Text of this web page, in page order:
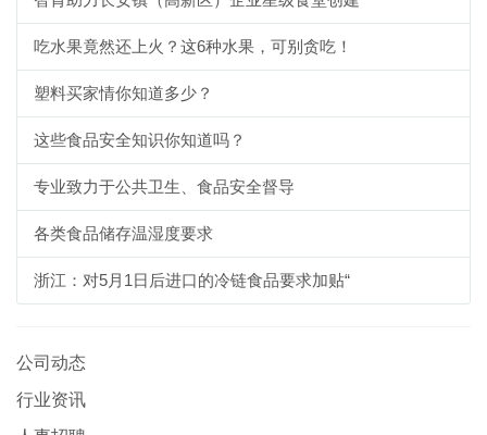
吃水果竟然还上火？这6种水果，可别贪吃！
塑料买家情你知道多少？
这些食品安全知识你知道吗？
专业致力于公共卫生、食品安全督导
各类食品储存温湿度要求
浙江：对5月1日后进口的冷链食品要求加贴“
公司动态
行业资讯